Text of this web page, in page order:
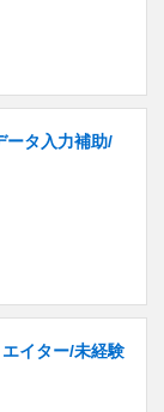
ータ入力補助/
イター/未経験